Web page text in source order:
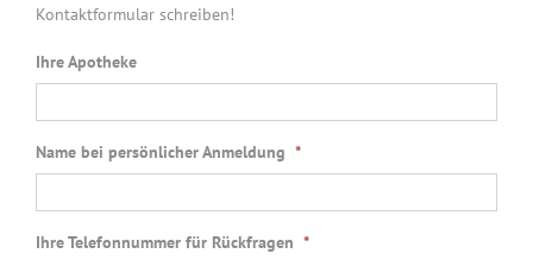
Kontaktformular schreiben!
Ihre Apotheke
Name bei persönlicher Anmeldung *
Ihre Telefonnummer für Rückfragen *